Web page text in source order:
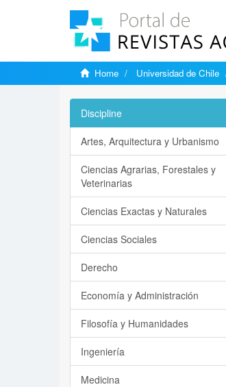
Home Universidad de Chile
Discipline
Artes, Arquitectura y Urbanismo
Ciencias Agrarias, Forestales y
Veterinarias
Ciencias Exactas y Naturales
Ciencias Sociales
Derecho
Economía y Administración
Filosofía y Humanidades
Ingeniería
Medicina